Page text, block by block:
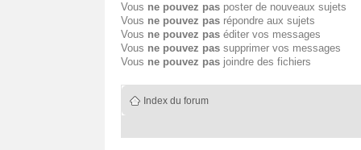
Vous ne pouvez pas poster de nouveaux sujets
Vous ne pouvez pas répondre aux sujets
Vous ne pouvez pas éditer vos messages
Vous ne pouvez pas supprimer vos messages
Vous ne pouvez pas joindre des fichiers
Index du forum